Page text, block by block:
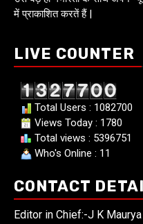
में प्राकाशित करतें हैं |
LIVE COUNTER
Total Users : 1082700
Views Today : 1780
Total views : 5396751
Who's Online : 11
CONTACT
Editor in Chief:-J K Maurya